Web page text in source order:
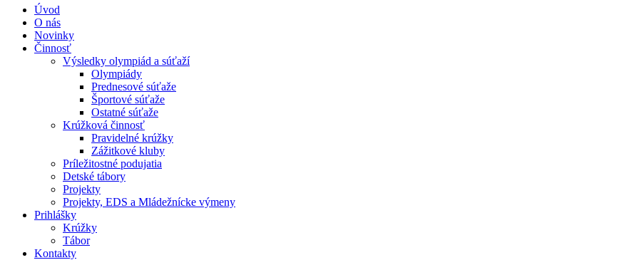
Úvod
O nás
Novinky
Činnosť
Výsledky olympiád a súťaží
Olympiády
Prednesové súťaže
Športové súťaže
Ostatné súťaže
Krúžková činnosť
Pravidelné krúžky
Zážitkové kluby
Príležitostné podujatia
Detské tábory
Projekty
Projekty, EDS a Mládežnícke výmeny
Prihlášky
Krúžky
Tábor
Kontakty